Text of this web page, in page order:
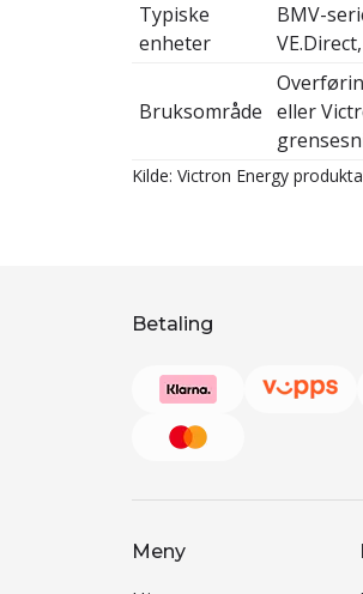
Typiske
enheter
BMV-
Bruksområde eller
Kilde: Victron Energy
Betaling
Meny